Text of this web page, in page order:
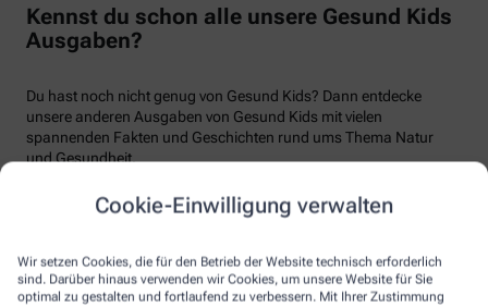
Cookie-Einwilligung verwalten
Wir setzen Cookies, die für den Betrieb der Website technisch erforderlich
sind. Darüber hinaus verwenden wir Cookies, um unsere Website für Sie
optimal zu gestalten und fortlaufend zu verbessern. Mit Ihrer Zustimmung
Kennst du schon alle unsere Gesund Kids
Ausgaben?
Du hast noch nicht genug von Gesund Kids? Dann entdecke
unsere anderen Ausgaben von Gesund Kids mit vielen
spannenden Fakten und Geschichten rund ums Thema Natur
und Gesundheit.